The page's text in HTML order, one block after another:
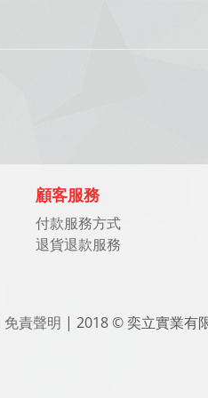
顧客服務
付款服務方式
退貨退款服務
免責聲明 | 2018 © 奕立實業有